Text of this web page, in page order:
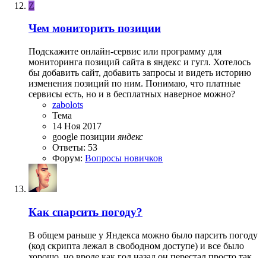
Z
Чем мониторить позиции
Подскажите онлайн-сервис или программу для
мониторинга позиций сайта в яндекс и гугл. Хотелось
бы добавить сайт, добавить запросы и видеть историю
изменения позиций по ним. Понимаю, что платные
сервисы есть, но и в бесплатных наверное можно?
zabolots
Тема
14 Ноя 2017
google позиции яндекс
Ответы: 53
Форум: Вопросы новичков
Как спарсить погоду?
В общем раньше у Яндекса можно было парсить погоду
(код скрипта лежал в свободном доступе) и все было